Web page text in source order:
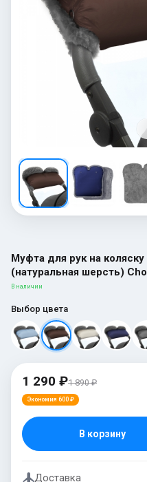
Муфта для рук на
(натуральная шерсть)
В наличии
Выбор цвета
1 290 ₽1 890 ₽
Экономия 600 ₽
В корзину
Доставка